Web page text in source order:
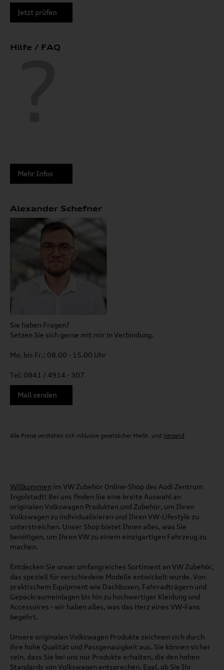
Jetzt prüfen
Hilfe / FAQ
Mehr Infos
Alexander Schefner
Sie haben Fragen?
Setzen Sie sich gerne mit mir in Verbindung.
Mo. bis Fr.: 08.00 - 15.00 Uhr
Tel: 0841 / 4914 - 307
Mail senden
Alle Preise verstehen sich inklusive gesetzlicher MwSt. und Versand
Willkommen im VW Zubehör Online-Shop des Audi Zentrum
Ingolstadt! Bei uns finden Sie eine breite Auswahl an
originalen Volkswagen Produkten und Zubehör, um Ihren
Volkswagen zu individualisieren und Ihren VW-Lifestyle zu
unterstreichen. Unser Shop bietet Ihnen alles, was Sie
benötigen, um Ihren VW zu einem einzigartigen Fahrzeug zu
machen.
Entdecken Sie unser umfangreiches Sortiment an VW Zubehör,
das speziell für verschiedene Modelle entwickelt wurde. Von
praktischem Equipment wie Dachboxen, Fahrradträgern und
Gepäckraumeinlagen bis hin zu hochwertiger Kleidung und
Accessoires - wir haben alles, was das Herz eines VW-Fans
begehrt.
Unsere originalen Volkswagen Produkte zeichnen sich durch
ihre hohe Qualität und Passgenauigkeit aus. Sie können sicher
sein, dass Sie bei uns nur Produkte erhalten, die den hohen
Standards von Volkswagen entsprechen. Egal, ob Sie Ihr